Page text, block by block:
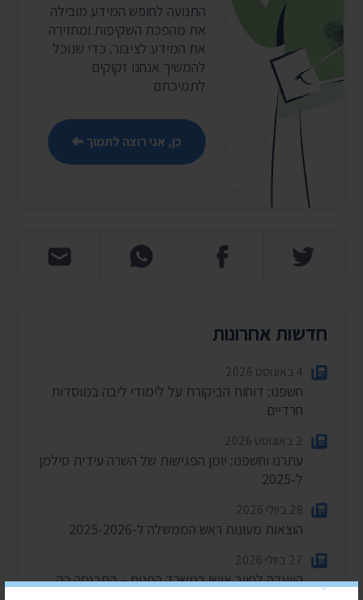
התנועה לחופש המידע מובילה
את מהפכת השקיפות ומחזירה
את המידע לציבור. כדי שנוכל
להמשיך אנחנו זקוקים
לתמיכתם
כן, אני רוצה לתמוך
חדשות אחרונות
4 באוגוסט 2026
חשפנו: דוחות הביקורת על לימודי ליבה במוסדות
חרדיים
2 באוגוסט 2026
עתרנו וחשפנו: יומן הפגישות של השרה עידית סילמן
ל-2025
28 ביולי 2026
הוצאות מעונות ראש הממשלה ל-2025-2026
27 ביולי 2026
הוועדה לחיוב אישי במשרד הפנים – התכנסה רק